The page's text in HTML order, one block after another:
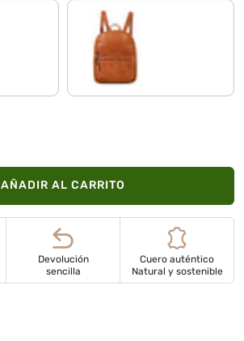
ocre - marrón
AÑADIR AL CARRITO
Devolución
sencilla
Cuero auténtico
Natural y sostenible